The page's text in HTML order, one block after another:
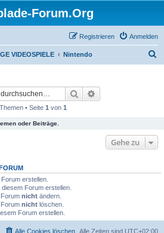
Forum.Org
Anmelden
Registrieren
VIDEOSPIELE Nintendo
Suche
• Seite 1 von 1
oder Beiträge.
Gehe zu
erstellen.
Forum erstellen.
nicht ändern.
nicht löschen.
Forum erstellen.
Alle Zeiten sind UTC+02:00
Alle Cookies löschen